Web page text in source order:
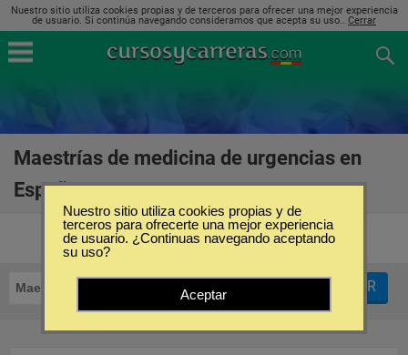
Nuestro sitio utiliza cookies propias y de terceros para ofrecer una mejor experiencia
de usuario. Si continúa navegando consideramos que acepta su uso.. Cerrar
Maestrías de medicina de urgencias en
España
Maestrías Medicina de Urgencias FILTRAR
Nuestro sitio utiliza cookies propias y de
terceros para ofrecerte una mejor experiencia
de usuario. ¿Continuas navegando aceptando
su uso?
Aceptar